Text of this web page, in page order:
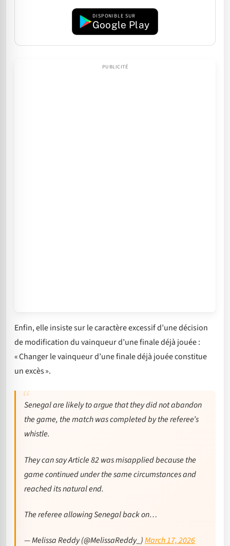
DISPONIBLE SUR
Google Play
Enfin, elle insiste sur le caractère excessif d’une décision
de modification du vainqueur d’une finale déjà jouée :
« Changer le vainqueur d’une finale déjà jouée constitue
un excès ».
Senegal are likely to argue that they did not abandon
the game, the match was completed by the referee’s
whistle.
They can say Article 82 was misapplied because the
game continued under the same circumstances and
reached its natural end.
The referee allowing Senegal back on…
— Melissa Reddy (@MelissaReddy_)March 17, 2026